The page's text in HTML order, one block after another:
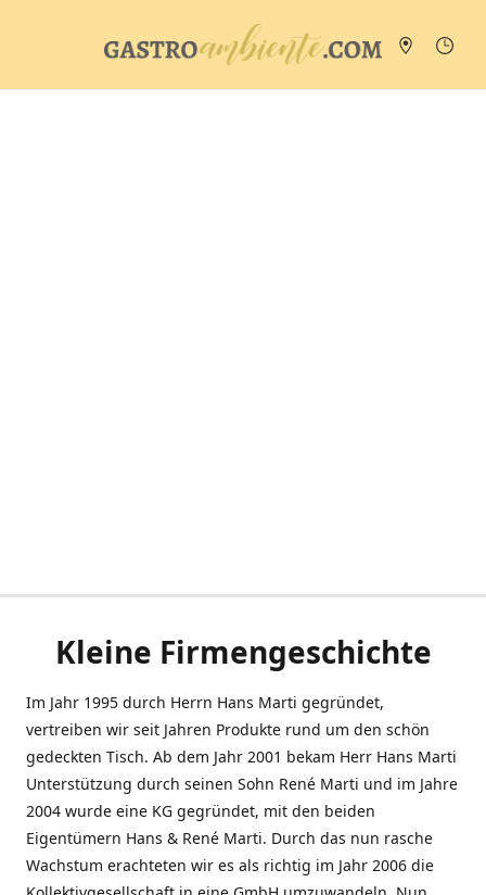
Kleine Firmengeschichte
Im Jahr 1995 durch Herrn Hans Marti gegründet,
vertreiben wir seit Jahren Produkte rund um den schön
gedeckten Tisch. Ab dem Jahr 2001 bekam Herr Hans Marti
Unterstützung durch seinen Sohn René Marti und im Jahre
2004 wurde eine KG gegründet, mit den beiden
Eigentümern Hans & René Marti. Durch das nun rasche
Wachstum erachteten wir es als richtig im Jahr 2006 die